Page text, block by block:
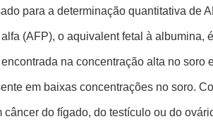
para a determinação quantitativa de
(AFP), o aquivalent fetal à
na concentração alta no
em baixas concentrações no soro.
câncer do fígado, do testículo ou do